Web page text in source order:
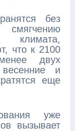
без
климата,
что к 2100
двух
и
еще
уже
вызывает